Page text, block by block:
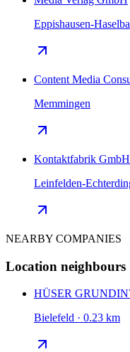
Eppishausen-
Content Media
Memmingen
Kontaktfabrik
Leinfelden-
NEARBY COMPANIES
Location neighbours
HÜSER
Bielefeld · 0.23 km